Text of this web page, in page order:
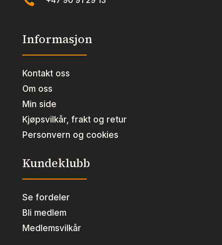
Informasjon
Kontakt oss
Om oss
Min side
Kjøpsvilkår, frakt og retur
Personvern og cookies
Kundeklubb
Se fordeler
Bli medlem
Medlemsvilkår